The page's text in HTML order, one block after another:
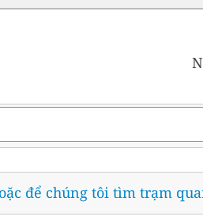
để chúng tôi tìm trạm